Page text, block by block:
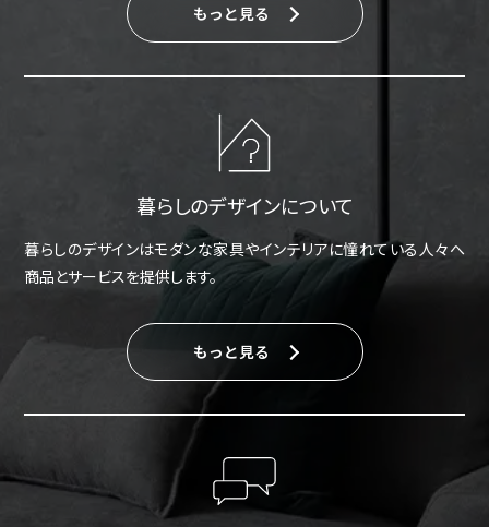
もっと見る
暮らしのデザインについて
暮らしのデザインはモダンな家具やインテリアに憧れている人々へ
商品とサービスを提供します。
もっと見る